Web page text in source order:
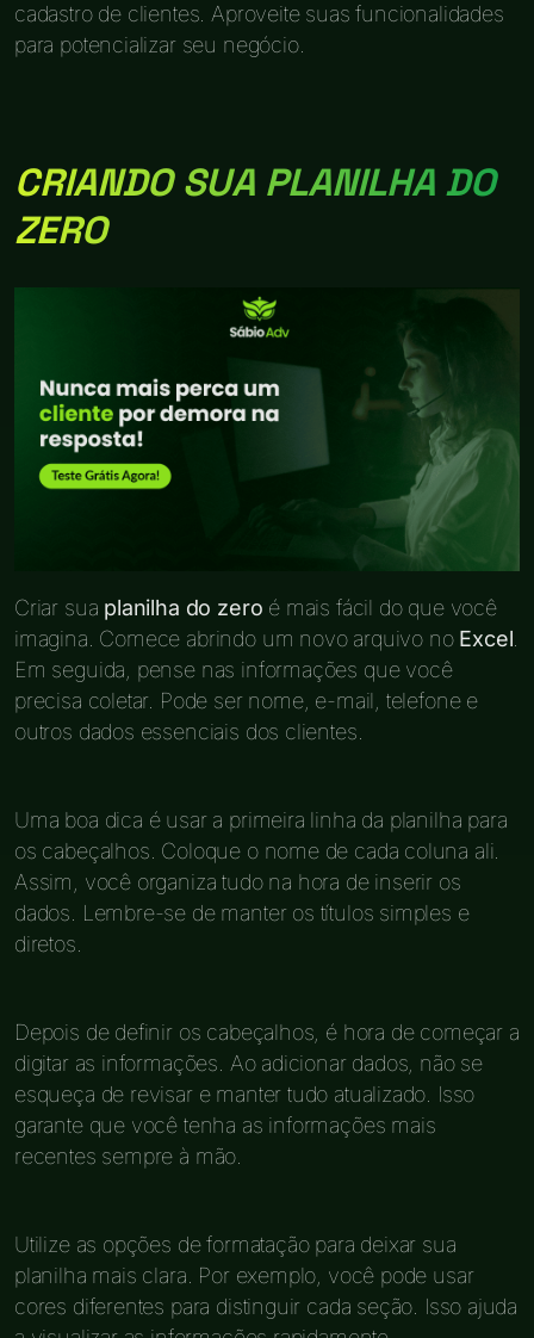
cadastro de clientes. Aproveite suas funcionalidades
para potencializar seu negócio.
CRIANDO SUA PLANILHA DO
ZERO
Criar sua planilha do zero é mais fácil do que você
imagina. Comece abrindo um novo arquivo no Excel
Em seguida, pense nas informações que você
precisa coletar. Pode ser nome, e-mail, telefone e
outros dados essenciais dos clientes.
Uma boa dica é usar a primeira linha da planilha para
os cabeçalhos. Coloque o nome de cada coluna ali.
Assim, você organiza tudo na hora de inserir os
dados. Lembre-se de manter os títulos simples e
diretos.
Depois de definir os cabeçalhos, é hora de começar a
digitar as informações. Ao adicionar dados, não se
esqueça de revisar e manter tudo atualizado. Isso
garante que você tenha as informações mais
recentes sempre à mão.
Utilize as opções de formatação para deixar sua
planilha mais clara. Por exemplo, você pode usar
cores diferentes para distinguir cada seção. Isso ajuda